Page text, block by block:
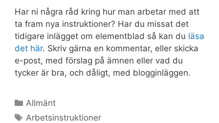
Har ni några råd kring hur man arbetar med att
ta fram nya instruktioner? Har du missat det
tidigare inlägget om elementblad så kan du läsa
det här. Skriv gärna en kommentar, eller skicka
e-post, med förslag på ämnen eller vad du
tycker är bra, och dåligt, med blogginläggen.
Kategorier
Allmänt
Etiketter
Arbetsinstruktioner